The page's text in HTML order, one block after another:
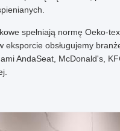
spełniają normę Oeko-
obsługujemy
AndaSeat, McDonald's,